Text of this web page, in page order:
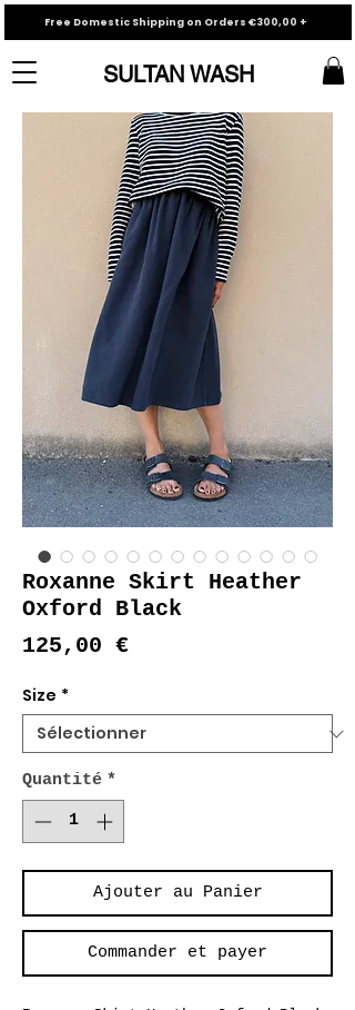
SULTAN WASH
Free Domestic Shipping on Orders €300,00 +
Roxanne Skirt Heather
Oxford Black
125,00 €Prix
Size *
Quantité *
Ajouter au Panier
Commander et payer